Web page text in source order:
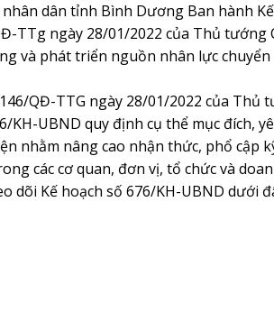
dân tỉnh Bình Dương Ban hành
TTg ngày 28/01/2022 của Thủ tướng
và phát triển nguồn nhân lực
QĐ-TTG ngày 28/01/2022 của
KH-UBND quy định cụ thể mục đích,
​nhằm nâng cao nhận thức, phổ cập
các cơ quan, đơn vị, tổ chức và
dõi Kế hoạch số 676/KH-UBND dưới